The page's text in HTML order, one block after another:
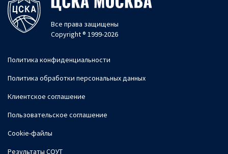
Все права защищены
Copyright ® 1999-2026
Политика конфиденциальности
Политика обработки персональных данных
Клиентское соглашение
Пользовательское соглашение
Cookie-файлы
Результаты СОУТ